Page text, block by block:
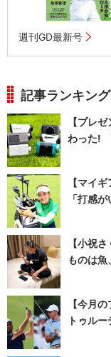
週刊GD最新号
記事ランキング
【プレ
わった!
【マイ
「打感
【小祝
ものは魚
【今月
トゥル